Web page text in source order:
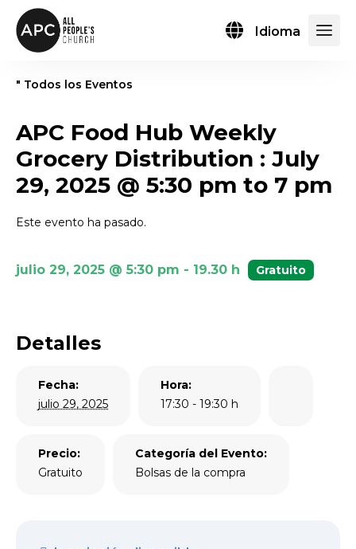
Idioma
" Todos los Eventos
APC Food Hub Weekly
Grocery Distribution : July
29, 2025 @ 5:30 pm to 7 pm
Este evento ha pasado.
julio 29, 2025 @ 5:30 pm - 19.30 h Gratuito
Detalles
Fecha:
julio 29, 2025
Hora:
17:30 - 19:30 h
Precio:
Gratuito
Categoría del Evento:
Bolsas de la compra